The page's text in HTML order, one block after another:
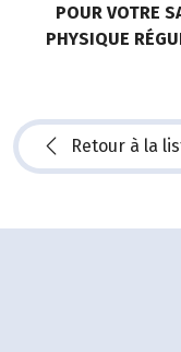
POUR VOTRE
PHYSIQUE
Retour à la